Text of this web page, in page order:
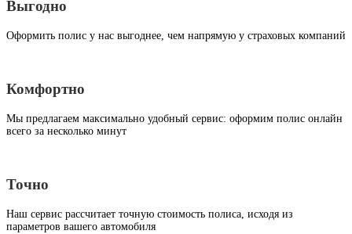
Выгодно
Оформить полис у нас выгоднее, чем напрямую у страховых компаний
Комфортно
Мы предлагаем максимально удобный сервис: оформим полис онлайн
всего за несколько минут
Точно
Наш сервис рассчитает точную стоимость полиса, исходя из
параметров вашего автомобиля